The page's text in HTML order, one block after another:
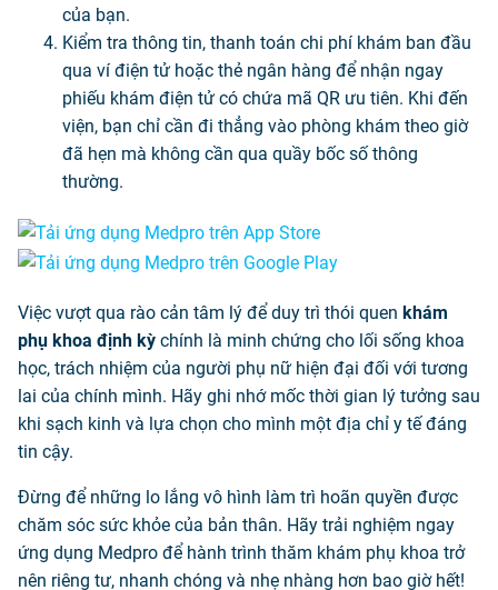
của bạn.
Kiểm tra thông tin, thanh toán chi phí khám ban đầu
qua ví điện tử hoặc thẻ ngân hàng để nhận ngay
phiếu khám điện tử có chứa mã QR ưu tiên. Khi đến
viện, bạn chỉ cần đi thẳng vào phòng khám theo giờ
đã hẹn mà không cần qua quầy bốc số thông
thường.
Việc vượt qua rào cản tâm lý để duy trì thói quen khám
phụ khoa định kỳ chính là minh chứng cho lối sống khoa
học, trách nhiệm của người phụ nữ hiện đại đối với tương
lai của chính mình. Hãy ghi nhớ mốc thời gian lý tưởng sau
khi sạch kinh và lựa chọn cho mình một địa chỉ y tế đáng
tin cậy.
Đừng để những lo lắng vô hình làm trì hoãn quyền được
chăm sóc sức khỏe của bản thân. Hãy trải nghiệm ngay
ứng dụng Medpro để hành trình thăm khám phụ khoa trở
nên riêng tư, nhanh chóng và nhẹ nhàng hơn bao giờ hết!